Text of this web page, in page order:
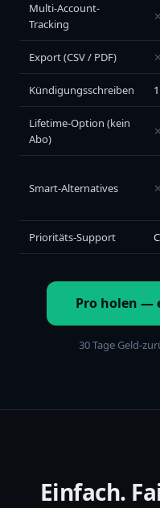
Multi-Account-
Tracking
✕
Export (CSV / PDF) ✕
Kündigungsschreiben
Lifetime-Option (kein
Abo)
✕
Smart-Alternatives ✕
Prioritäts-Support
Pro holen —
30 Tage Geld-
Einfach.